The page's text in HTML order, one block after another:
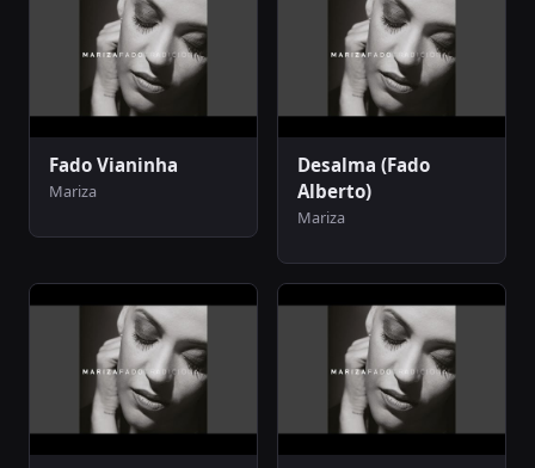
Fado Vianinha
Mariza
Desalma (Fado
Alberto)
Mariza